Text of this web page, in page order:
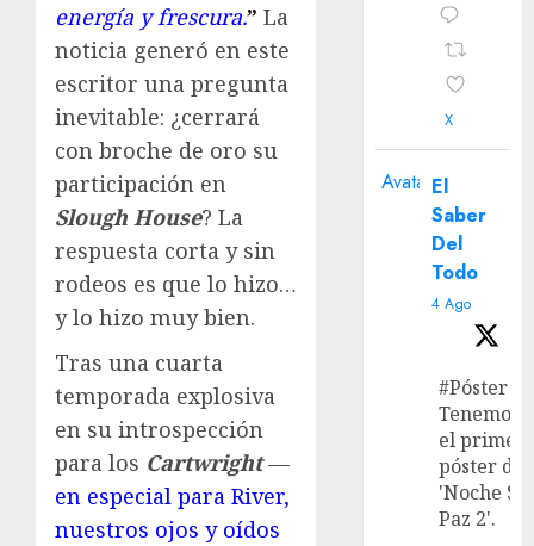
energía y frescura.” La
noticia generó en este
escritor una pregunta
inevitable: ¿cerrará
con broche de oro su
participación en
Slough House? La
respuesta corta y sin
rodeos es que lo hizo…
y lo hizo muy bien.
Tras una cuarta
temporada explosiva
en su introspección
para los Cartwright—
en especial para River,
nuestros ojos y oídos
X
Avatar El
Saber
Del
Todo
4 Ago
#Póster
Tenemos
el primer
póster de
'Noche
Paz 2'.